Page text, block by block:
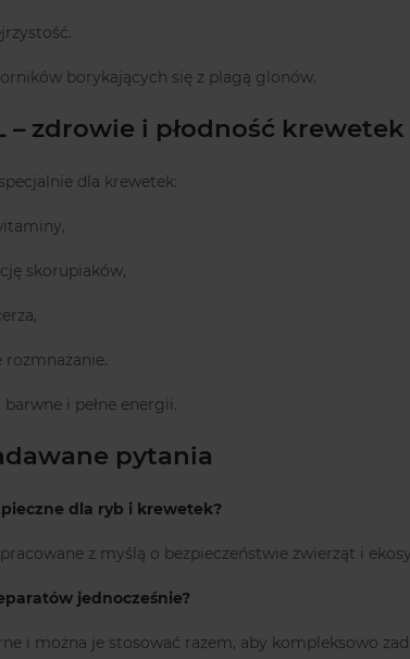
borykających się z plagą glonów.
– zdrowie i płodność krewetek
dla krewetek:
skorupiaków,
i pełne energii.
pytania
dla ryb i krewetek?
z myślą o bezpieczeństwie zwierząt i
jednocześnie?
i można je stosować razem, aby kompleksowo